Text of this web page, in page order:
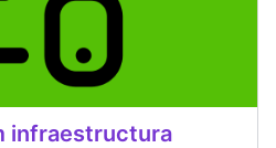
infraestructura